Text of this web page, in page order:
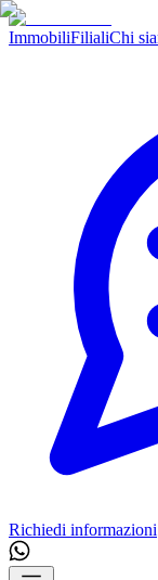
ImmobiliFilialiChi
Richiedi informazioni